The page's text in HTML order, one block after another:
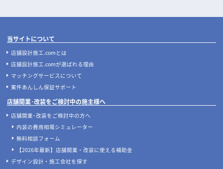
当サイトについて
店舗設計施工.comとは
店舗設計施工.comが選ばれる理由
マッチングサービスについて